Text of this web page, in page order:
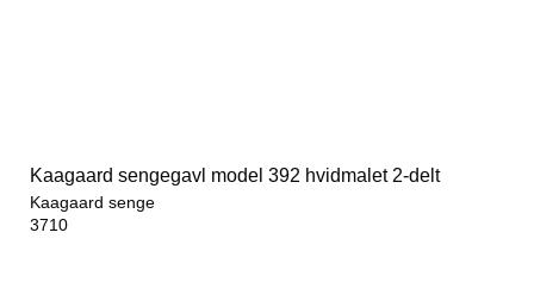
Kaagaard sengegavl model 392 hvidmalet 2-delt
Kaagaard senge
3710